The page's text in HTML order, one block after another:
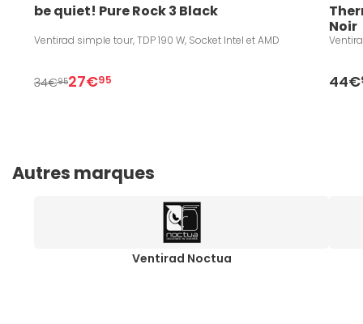
be quiet! Pure Rock 3 Black
Ventirad simple tour, TDP 190 W, Socket Intel et AMD
34€9527€95
Noir
44€
Autres marques
Ventirad Noctua